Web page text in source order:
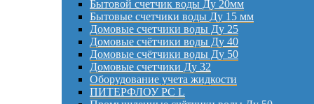
Бытовой счетчик воды Ду 20мм
Бытовые счетчики воды Ду 15 мм
Домовые счетчики воды Ду 25
Домовые счётчики воды Ду 40
Домовые счётчики воды Ду 50
Домовые счетчики Ду 32
Оборудование учета жидкости
ПИТЕРФЛОУ РС L